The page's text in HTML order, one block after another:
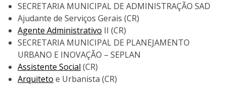
SECRETARIA MUNICIPAL DE ADMINISTRAÇÃO SAD
Ajudante de Serviços Gerais (CR)
Agente Administrativo II (CR)
SECRETARIA MUNICIPAL DE PLANEJAMENTO
URBANO E INOVAÇÃO – SEPLAN
Assistente Social (CR)
Arquiteto e Urbanista (CR)